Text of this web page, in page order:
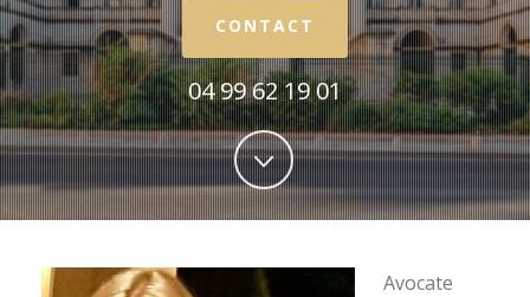
CONTACT
04 99 62 19 01
Avocate